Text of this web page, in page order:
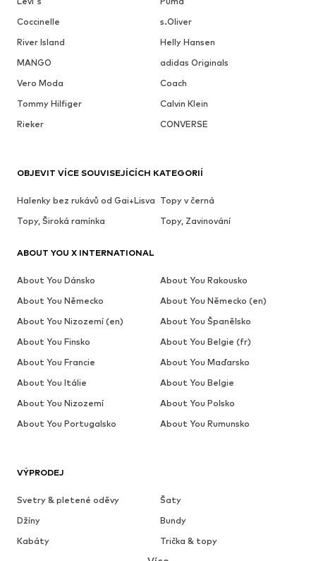
Coccinelle
s.Oliver
River Island
Helly Hansen
MANGO
adidas Originals
Vero Moda
Coach
Tommy Hilfiger
Calvin Klein
Rieker
CONVERSE
VÝPRODEJ
Svetry & pletené oděvy
Šaty
Džíny
Bundy
Kabáty
Trička & topy
OBJEVIT VÍCE SOUVISEJÍCÍCH KATEGORIÍ
Halenky bez rukávů od Gai+Lisva Topy v černá
Topy, Široká ramínka
Topy, Zavinování
ABOUT YOU X INTERNATIONAL
About You Dánsko
About You Rakousko
About You Německo
About You Německo (en)
About You Nizozemí (en)
About You Španělsko
About You Finsko
About You Belgie (fr)
About You Francie
About You Maďarsko
About You Itálie
About You Belgie
About You Nizozemí
About You Polsko
About You Portugalsko
About You Rumunsko